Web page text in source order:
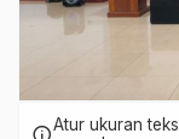
Atur ukuran